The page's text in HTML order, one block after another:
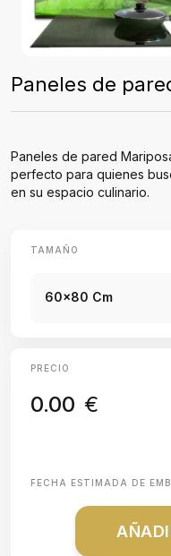
Paneles de
Paneles de pared
perfecto para quienes
en su espacio culinario.
TAMAÑO
60x80 Cm
PRECIO
0.00 €
FECHA ESTIMADA DE